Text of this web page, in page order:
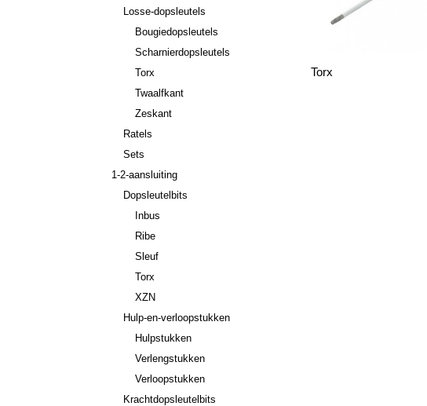
Losse-dopsleutels
Bougiedopsleutels
Scharnierdopsleutels
Torx
Twaalfkant
Zeskant
Ratels
Sets
1-2-aansluiting
Dopsleutelbits
Inbus
Ribe
Sleuf
Torx
XZN
Hulp-en-verloopstukken
Hulpstukken
Verlengstukken
Verloopstukken
Krachtdopsleutelbits
Torx